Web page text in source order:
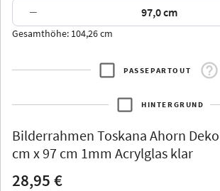
Thurgau
−
Gesamthöhe: 104,26 cm
PASSEPARTOUT
HINTERGRUND
Bilderrahmen Toskana Ahorn
cm x 97 cm 1mm Acrylglas klar
28,95 €